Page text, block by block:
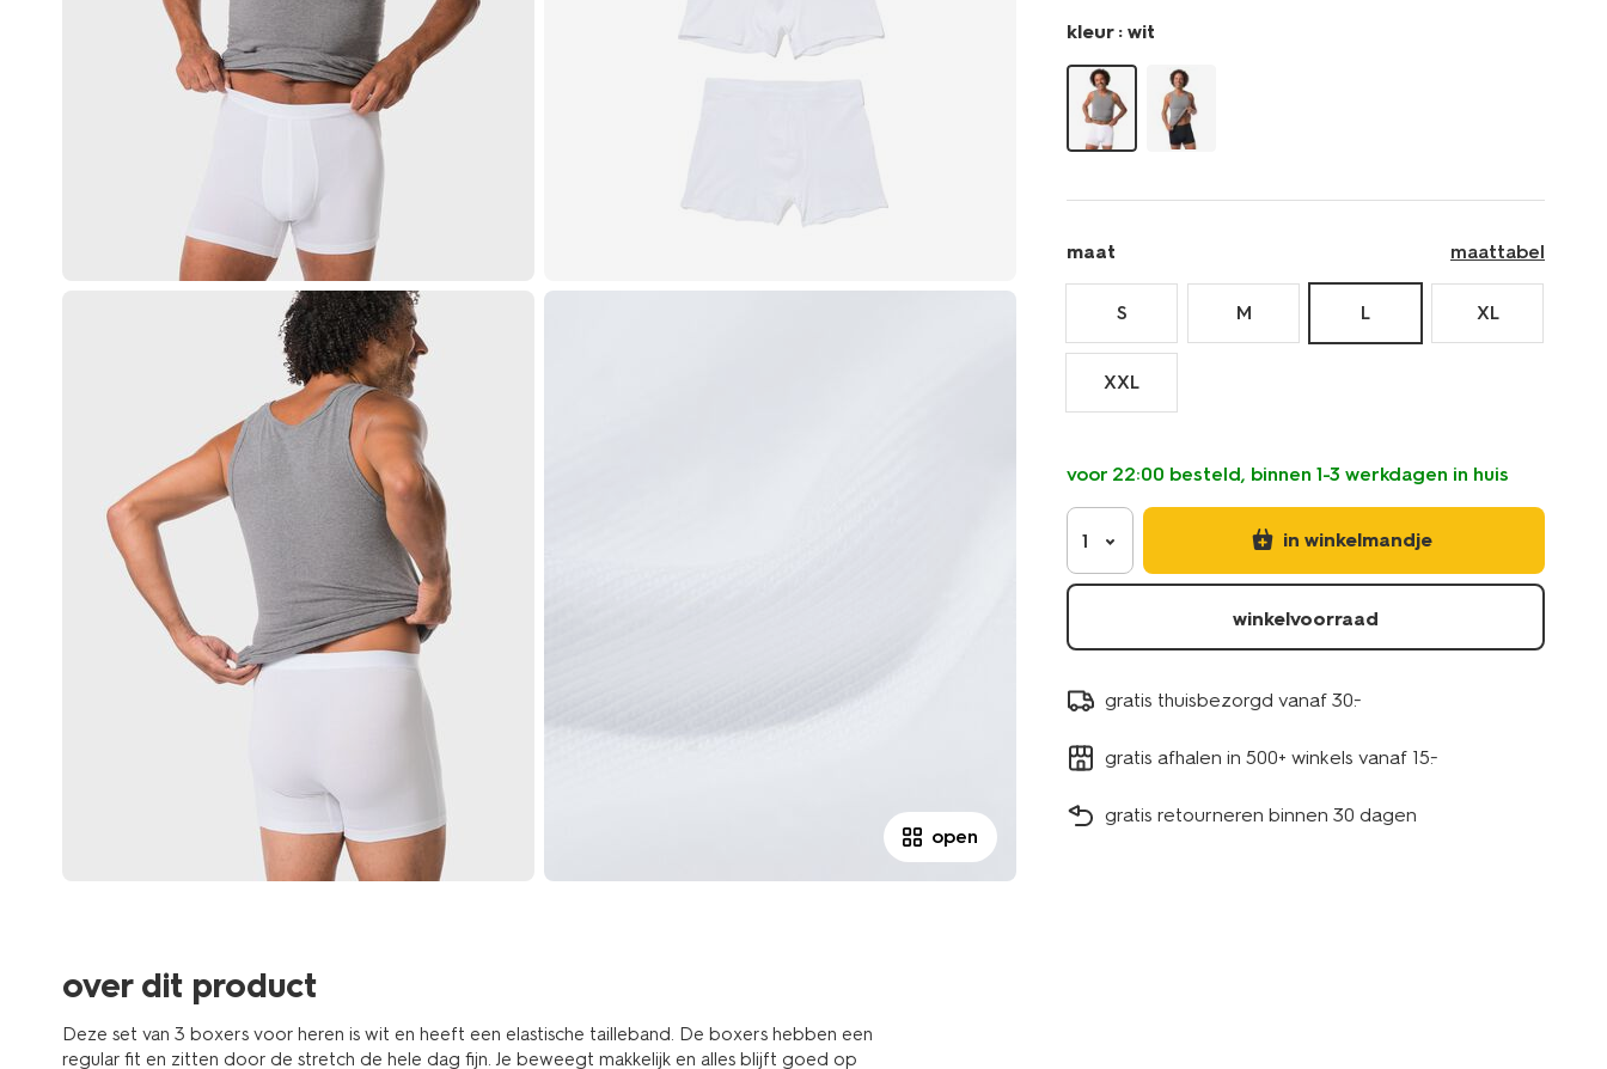
open
over dit product
Deze set van 3 boxers voor heren is wit en heeft een elastische tailleband. De boxers hebben een
regular fit en zitten door de stretch de hele dag fijn. Je beweegt makkelijk en alles blijft goed op
kleur : wit
maat maattabel
S M L XL
XXL
voor 22:00 besteld, binnen 1-3 werkdagen in huis
1 in winkelmandje
winkelvoorraad
gratis thuisbezorgd vanaf 30.-
gratis afhalen in 500+ winkels vanaf 15.-
gratis retourneren binnen 30 dagen